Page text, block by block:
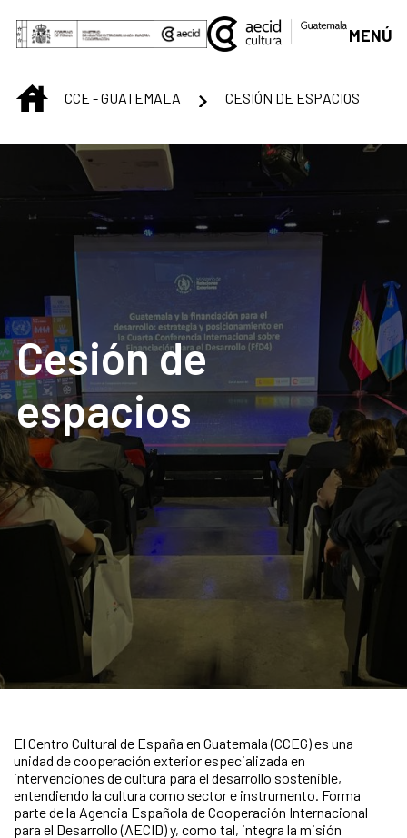
Saltar al contenido principal
MENÚ
INICIOCCE - GUATEMALA CESIÓN DE ESPACIOS
Cesión de
espacios
El Centro Cultural de España en Guatemala (CCEG) es una
unidad de cooperación exterior especializada en
intervenciones de cultura para el desarrollo sostenible,
entendiendo la cultura como sector e instrumento. Forma
parte de la Agencia Española de Cooperación Internacional
para el Desarrollo (AECID) y, como tal, integra la misión